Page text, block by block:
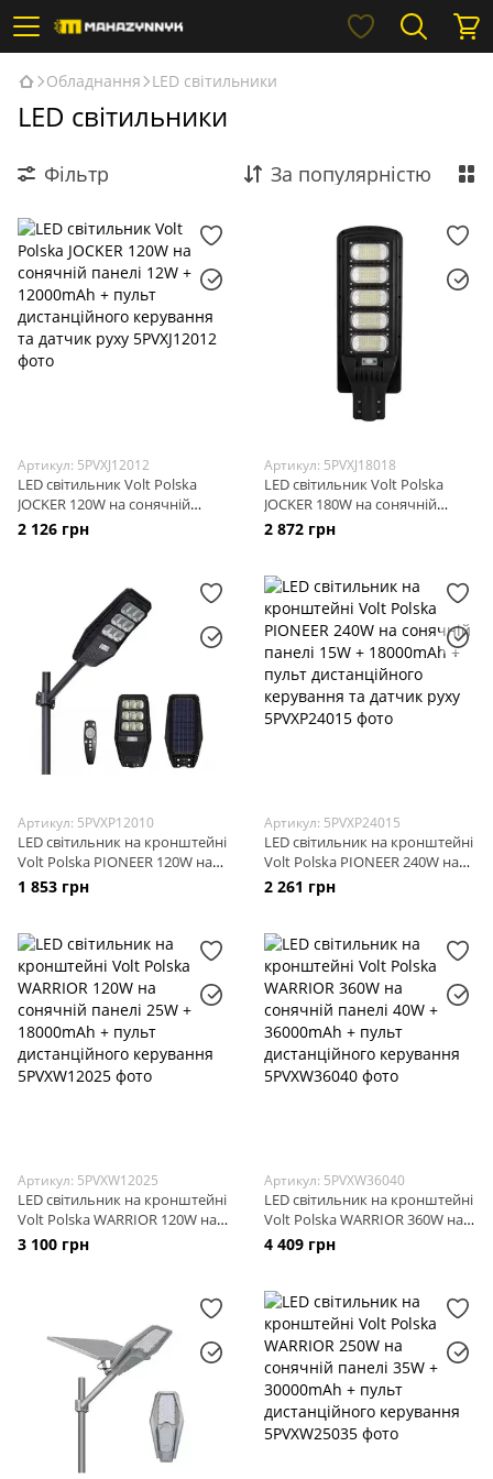
Обладнання LED світильники
LED світильники
Фільтр За популярністю
Артикул: 5PVXJ12012
LED світильник Volt Polska
JOCKER 120W на сонячній
панелі 12W + 12000mAh +
пульт дистанційного
2 126 грн
Артикул: 5PVXJ18018
LED світильник Volt Polska
JOCKER 180W на сонячній
панелі 18W + 20000mAh +
пульт дистанційного
2 872 грн
Артикул: 5PVXP12010
LED світильник на кронштейні
Volt Polska PIONEER 120W на
сонячній панелі 10W +
12000mAh + пульт
датчик руху
1 853 грн
Артикул: 5PVXP24015
LED світильник на кронштейні
Volt Polska PIONEER 240W на
сонячній панелі 15W +
18000mAh + пульт
датчик руху
2 261 грн
Артикул: 5PVXW12025
LED світильник на кронштейні
Volt Polska WARRIOR 120W на
сонячній панелі 25W +
18000mAh + пульт
3 100 грн
Артикул: 5PVXW36040
LED світильник на кронштейні
Volt Polska WARRIOR 360W на
сонячній панелі 40W +
36000mAh + пульт
4 409 грн